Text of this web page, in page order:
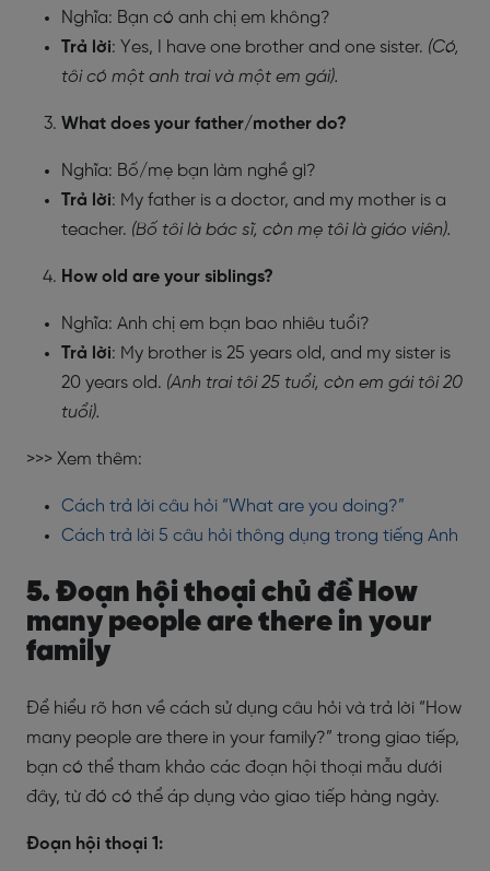
Nghĩa: Bạn có anh chị em không?
Trả lời: Yes, I have one brother and one sister. (Có,
tôi có một anh trai và một em gái).
What does your father/mother do?
Nghĩa: Bố/mẹ bạn làm nghề gì?
Trả lời: My father is a doctor, and my mother is a
teacher. (Bố tôi là bác sĩ, còn mẹ tôi là giáo viên).
How old are your siblings?
Nghĩa: Anh chị em bạn bao nhiêu tuổi?
Trả lời: My brother is 25 years old, and my sister is
20 years old. (Anh trai tôi 25 tuổi, còn em gái tôi 20
tuổi).
>>> Xem thêm:
Cách trả lời câu hỏi “What are you doing?”
Cách trả lời 5 câu hỏi thông dụng trong tiếng Anh
5. Đoạn hội thoại chủ đề How
many people are there in your
family
Để hiểu rõ hơn về cách sử dụng câu hỏi và trả lời “How
many people are there in your family?” trong giao tiếp,
bạn có thể tham khảo các đoạn hội thoại mẫu dưới
đây, từ đó có thể áp dụng vào giao tiếp hàng ngày.
Đoạn hội thoại 1: